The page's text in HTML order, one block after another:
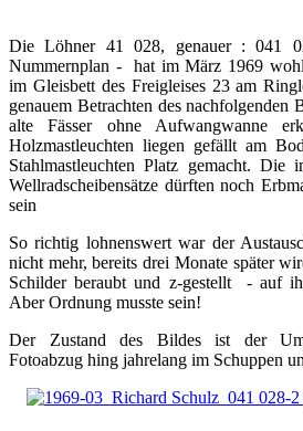
Die Löhner 41 028, genauer : 041
Nummernplan - hat im März 1969
im Gleisbett des Freigleises 23 am
genauem Betrachten des nachfolgenden
alte Fässer ohne Aufwangwanne
Holzmastleuchten liegen gefällt am
Stahlmastleuchten Platz gemacht. Die
Wellradscheibensätze dürften noch
sein
So richtig lohnenswert war der
nicht mehr, bereits drei Monate später
Schilder beraubt und z-gestellt - auf
Aber Ordnung musste sein!
Der Zustand des Bildes ist der
Fotoabzug hing jahrelang im Schuppen